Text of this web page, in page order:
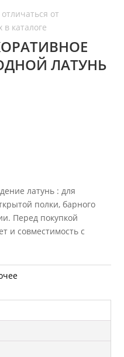
ЛАТУНЬ
латунь : для
полки, барного
Перед покупкой
и совместимость с